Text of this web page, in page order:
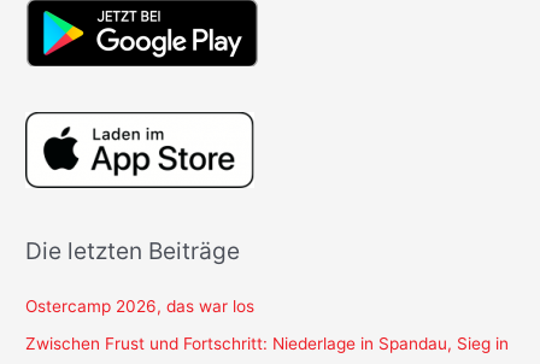
Die letzten Beiträge
Ostercamp 2026, das war los
Zwischen Frust und Fortschritt: Niederlage in Spandau, Sieg in